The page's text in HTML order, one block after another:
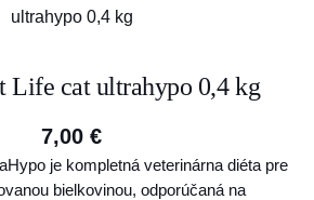
ultrahypo 0,4 kg
Life cat ultrahypo 0,4 kg
7,00 €
je kompletná veterinárna diéta pre
bielkovinou, odporúčaná na